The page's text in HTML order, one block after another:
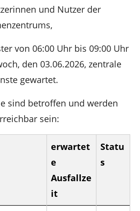
und Nutzer der
von 06:00 Uhr bis 09:00 Uhr
den 03.06.2026, zentrale
gewartet.
sind betroffen und werden
sein:
erwartet
e
Ausfallze
it
Statu
s